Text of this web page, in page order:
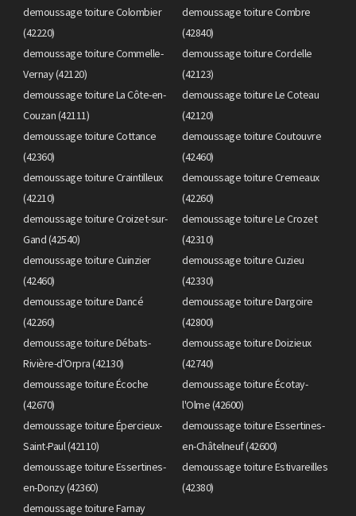
demoussage toiture Colombier
(42220)
demoussage toiture Combre
(42840)
demoussage toiture Commelle-
Vernay (42120)
demoussage toiture Cordelle
(42123)
demoussage toiture La Côte-en-
Couzan (42111)
demoussage toiture Le Coteau
(42120)
demoussage toiture Cottance
(42360)
demoussage toiture Coutouvre
(42460)
demoussage toiture Craintilleux
(42210)
demoussage toiture Cremeaux
(42260)
demoussage toiture Croizet-sur-
Gand (42540)
demoussage toiture Le Crozet
(42310)
demoussage toiture Cuinzier
(42460)
demoussage toiture Cuzieu
(42330)
demoussage toiture Dancé
(42260)
demoussage toiture Dargoire
(42800)
demoussage toiture Débats-
Rivière-d'Orpra (42130)
demoussage toiture Doizieux
(42740)
demoussage toiture Écoche
(42670)
demoussage toiture Écotay-
l'Olme (42600)
demoussage toiture Épercieux-
Saint-Paul (42110)
demoussage toiture Essertines-
en-Châtelneuf (42600)
demoussage toiture Essertines-
en-Donzy (42360)
demoussage toiture Estivareilles
(42380)
demoussage toiture Farnay